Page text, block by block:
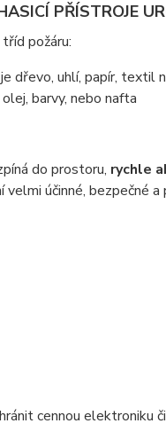
PŘÍSTROJE
požáru:
dřevo, uhlí, papír, textil
barvy, nebo nafta
do prostoru, rychle
velmi účinné, bezpečné
cennou elektroniku